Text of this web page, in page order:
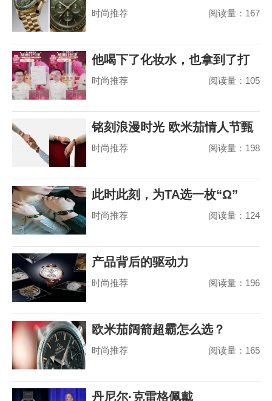
时尚推荐 阅读量：167
他喝下了化妆水，也拿到了打
赢山茶花之争的
时尚推荐 阅读量：105
铭刻浪漫时光 欧米茄情人节甄
选
时尚推荐 阅读量：198
此时此刻，为TA选一枚“Ω”
时尚推荐 阅读量：124
产品背后的驱动力
时尚推荐 阅读量：196
欧米茄阔箭超霸怎么选？
时尚推荐 阅读量：165
丹尼尔·克雷格佩戴